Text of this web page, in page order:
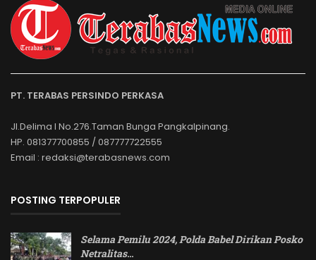
PT. TERABAS PERSINDO PERKASA
Jl.Delima I No.276.Taman Bunga Pangkalpinang.
HP. 081377700855 / 087777722555
Email : redaksi@terabasnews.com
POSTING TERPOPULER
Selama Pemilu 2024, Polda Babel Dirikan Posko
Netralitas…